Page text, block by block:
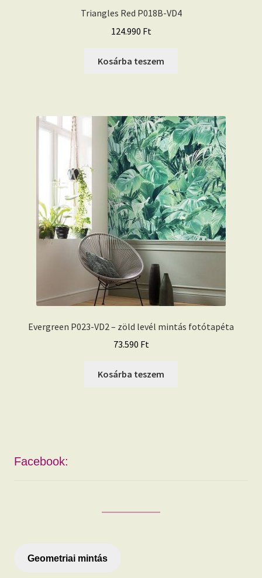
Triangles Red P018B-VD4
124.990 Ft
Kosárba teszem
Evergreen P023-VD2 – zöld levél mintás fotótapéta
73.590 Ft
Kosárba teszem
Facebook:
Geometriai mintás